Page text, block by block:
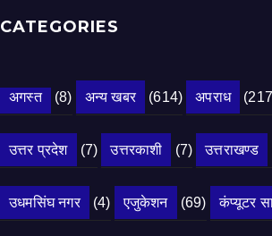
CATEGORIES
अगस्त (8) अन्य खबर (614) अपराध
उत्तर प्रदेश (7) उत्तरकाशी (7) उत्तराखण्ड
उधमसिंघ नगर (4) एजुकेशन (69) कंप्यूटर